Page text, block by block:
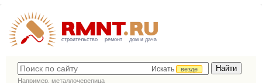
строительство ремонт дом и дача
Искать
везде
Например, металлочерепица